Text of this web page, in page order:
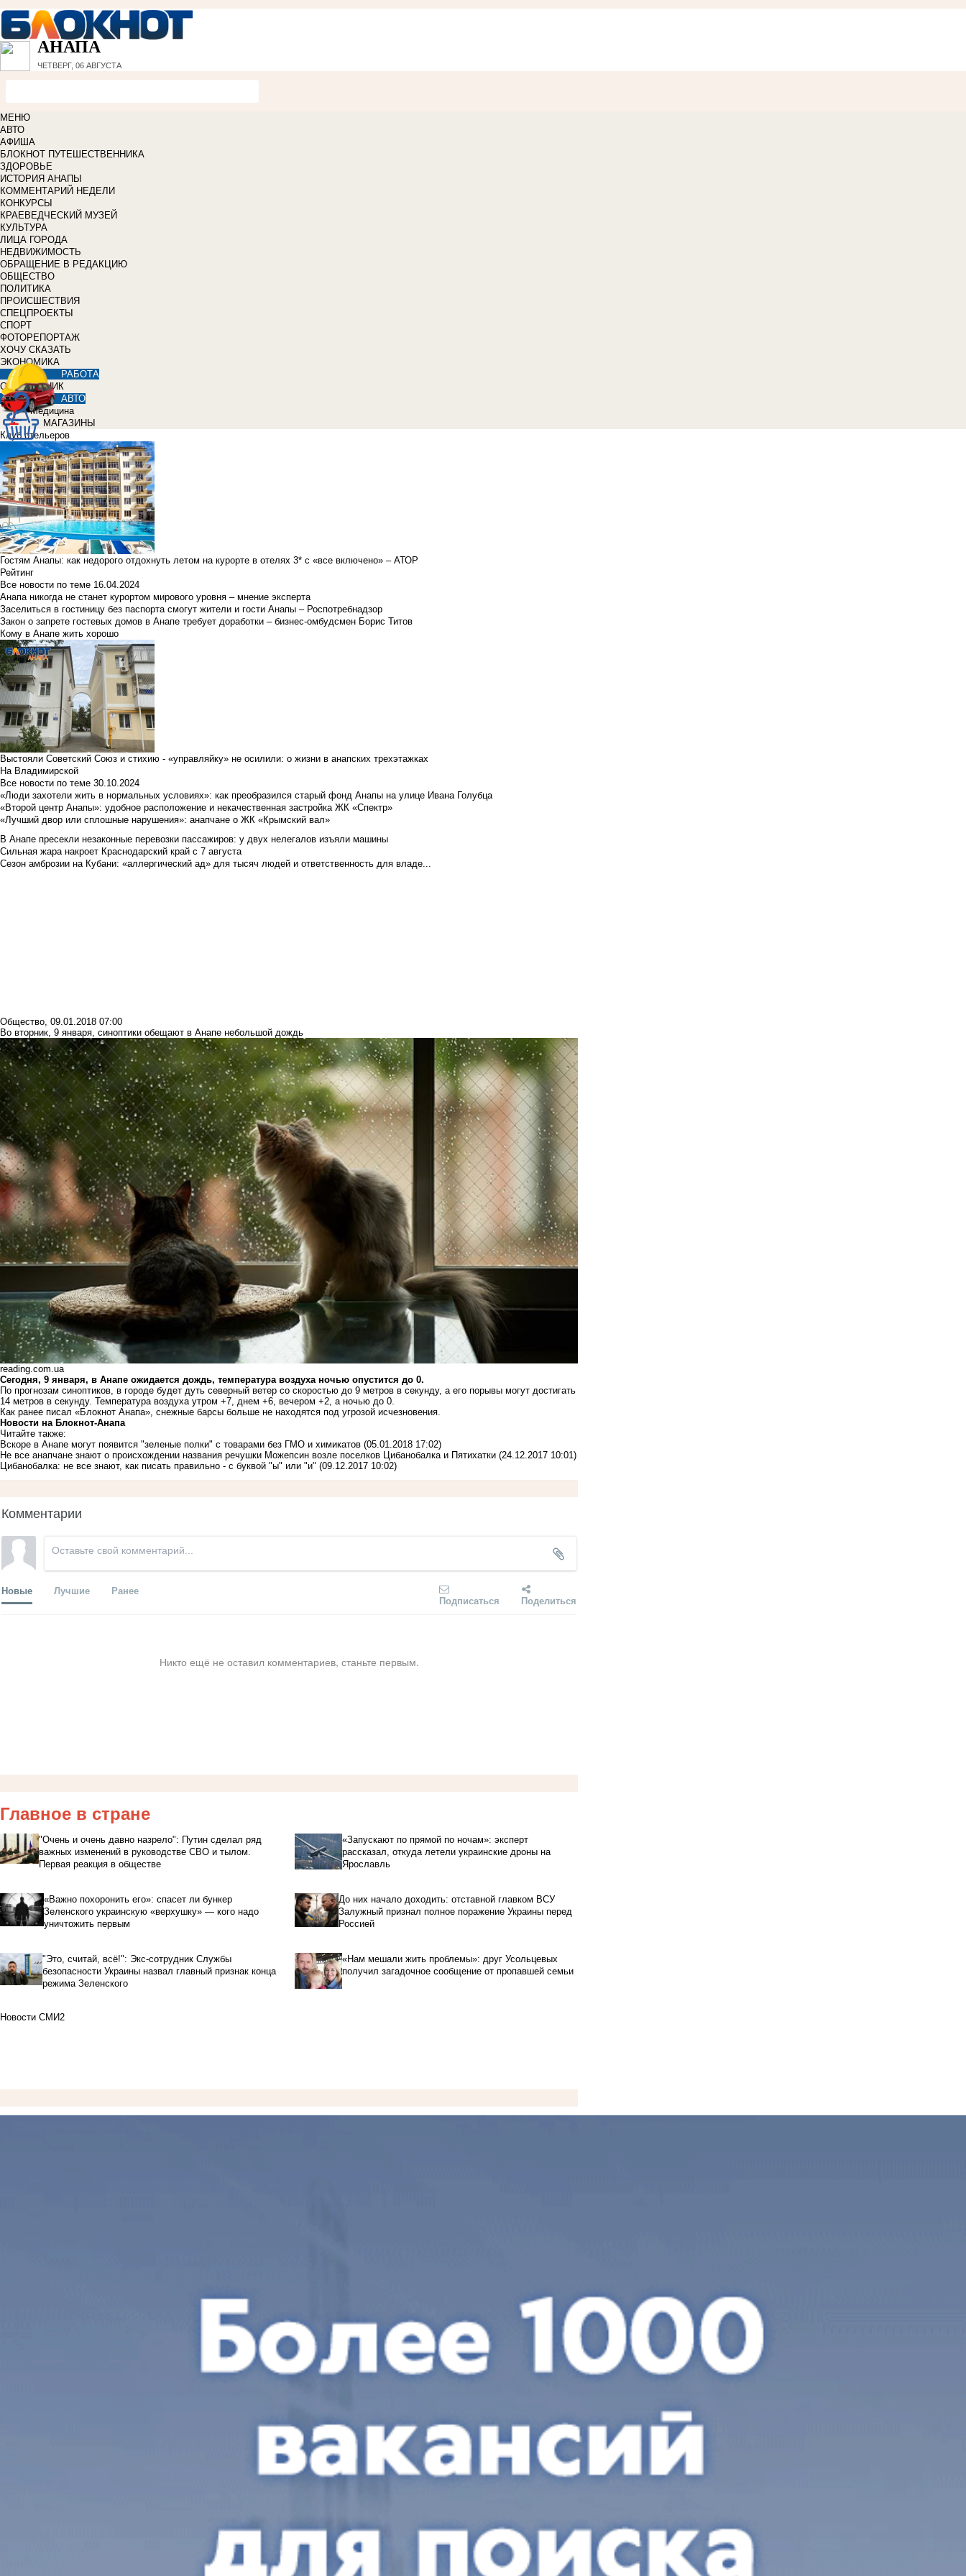
АНАПА
ЧЕТВЕРГ, 06 АВГУСТА
МЕНЮ
АВТО
АФИША
БЛОКНОТ ПУТЕШЕСТВЕННИКА
ЗДОРОВЬЕ
ИСТОРИЯ АНАПЫ
КОММЕНТАРИЙ НЕДЕЛИ
КОНКУРСЫ
КРАЕВЕДЧЕСКИЙ МУЗЕЙ
КУЛЬТУРА
ЛИЦА ГОРОДА
НЕДВИЖИМОСТЬ
ОБРАЩЕНИЕ В РЕДАКЦИЮ
ОБЩЕСТВО
ПОЛИТИКА
ПРОИСШЕСТВИЯ
СПЕЦПРОЕКТЫ
СПОРТ
ФОТОРЕПОРТАЖ
ХОЧУ СКАЗАТЬ
ЭКОНОМИКА
РАБОТА
СПРАВОЧНИК
АВТО
Медицина
МАГАЗИНЫ
Клуб отельеров
Гостям Анапы: как недорого отдохнуть летом на курорте в отелях 3* с «все включено» – АТОР
Рейтинг
Все новости по теме 16.04.2024
Анапа никогда не станет курортом мирового уровня – мнение эксперта
Заселиться в гостиницу без паспорта смогут жители и гости Анапы – Роспотребнадзор
Закон о запрете гостевых домов в Анапе требует доработки – бизнес-омбудсмен Борис Титов
Кому в Анапе жить хорошо
Выстояли Советский Союз и стихию - «управляйку» не осилили: о жизни в анапских трехэтажках
На Владимирской
Все новости по теме 30.10.2024
«Люди захотели жить в нормальных условиях»: как преобразился старый фонд Анапы на улице Ивана Голубца
«Второй центр Анапы»: удобное расположение и некачественная застройка ЖК «Спектр»
«Лучший двор или сплошные нарушения»: анапчане о ЖК «Крымский вал»
В Анапе пресекли незаконные перевозки пассажиров: у двух нелегалов изъяли машины
Сильная жара накроет Краснодарский край с 7 августа
Сезон амброзии на Кубани: «аллергический ад» для тысяч людей и ответственность для владе...
Общество, 09.01.2018 07:00
Во вторник, 9 января, синоптики обещают в Анапе небольшой дождь
reading.com.ua
Сегодня, 9 января, в Анапе ожидается дождь, температура воздуха ночью опустится до 0.
По прогнозам синоптиков, в городе будет дуть северный ветер со скоростью до 9 метров в секунду, а его порывы могут достигать
14 метров в секунду. Температура воздуха утром +7, днем +6, вечером +2, а ночью до 0.
Как ранее писал «Блокнот Анапа», снежные барсы больше не находятся под угрозой исчезновения.
Новости на Блoкнoт-Анапа
Читайте также:
Вскоре в Анапе могут появится "зеленые полки" с товарами без ГМО и химикатов (05.01.2018 17:02)
Не все анапчане знают о происхождении названия речушки Можепсин возле поселков Цибанобалка и Пятихатки (24.12.2017 10:01)
Цибанобалка: не все знают, как писать правильно - с буквой "ы" или "и" (09.12.2017 10:02)
Комментарии
Новые Лучшие Ранее
Подписаться Поделиться
Никто ещё не оставил комментариев, станьте первым.
Главное в стране
"Очень и очень давно назрело": Путин сделал ряд
важных изменений в руководстве СВО и тылом.
Первая реакция в обществе
«Запускают по прямой по ночам»: эксперт
рассказал, откуда летели украинские дроны на
Ярославль
«Важно похоронить его»: спасет ли бункер
Зеленского украинскую «верхушку» — кого надо
уничтожить первым
До них начало доходить: отставной главком ВСУ
Залужный признал полное поражение Украины перед
Россией
"Это, считай, всё!": Экс-сотрудник Службы
безопасности Украины назвал главный признак конца
режима Зеленского
«Нам мешали жить проблемы»: друг Усольцевых
получил загадочное сообщение от пропавшей семьи
Новости СМИ2